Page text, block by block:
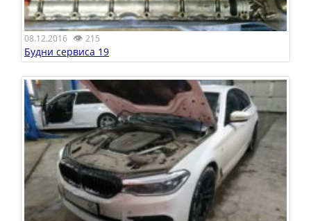
08.12.2016 👁 215
Будни сервиса 19